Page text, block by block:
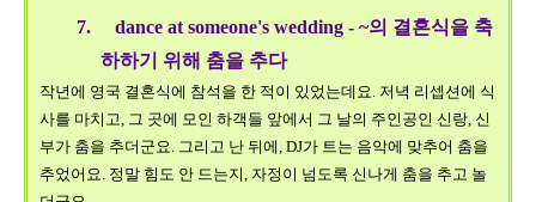
7. dance at someone's wedding - ~의 결혼식을 축
하하기 위해 춤을 추다
작년에 영국 결혼식에 참석을 한 적이 있었는데요. 저녁 리셉션에 식
사를 마치고, 그 곳에 모인 하객들 앞에서 그 날의 주인공인 신랑, 신
부가 춤을 추더군요. 그리고 난 뒤에, DJ가 트는 음악에 맞추어 춤을
추었어요. 정말 힘도 안 드는지, 자정이 넘도록 신나게 춤을 추고 놀